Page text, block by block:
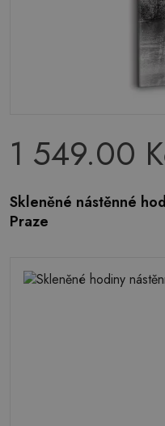
1 549.00
Skleněné nástěnné
Praze